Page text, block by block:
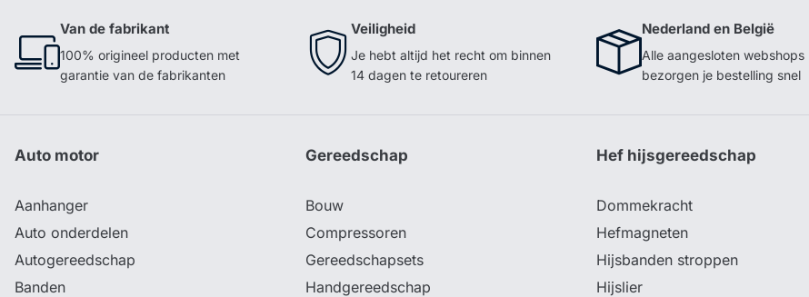
Van de fabrikant
100% origineel producten met
garantie van de fabrikanten
Veiligheid
Je hebt altijd het recht om binnen
14 dagen te retoureren
Nederland en België
Alle aangesloten webshops
bezorgen je bestelling snel
Auto motor
Aanhanger
Auto onderdelen
Autogereedschap
Banden
Gereedschap
Bouw
Compressoren
Gereedschapsets
Handgereedschap
Hef hijsgereedschap
Dommekracht
Hefmagneten
Hijsbanden stroppen
Hijslier